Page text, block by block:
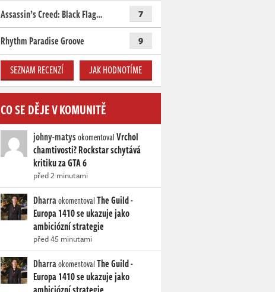
Assassin’s Creed: Black Flag… 7
Rhythm Paradise Groove 9
SEZNAM RECENZÍ JAK HODNOTÍME
CO SE DĚJE V KOMUNITĚ
johny-matysokomentovalVrchol
chamtivosti? Rockstar schytává
kritiku za GTA 6
před 2 minutami
DharraokomentovalThe Guild -
Europa 1410 se ukazuje jako
ambiciózní strategie
před 45 minutami
DharraokomentovalThe Guild -
Europa 1410 se ukazuje jako